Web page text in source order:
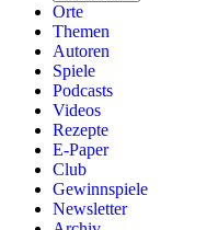
Orte
Themen
Autoren
Spiele
Podcasts
Videos
Rezepte
E-Paper
Club
Gewinnspiele
Newsletter